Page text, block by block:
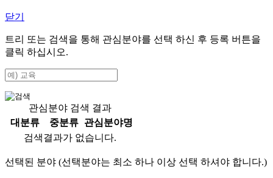
닫기
트리 또는 검색을 통해 관심분야를 선택 하신 후 등록 버튼을
클릭 하십시오.
관심분야 검색 결과
대분류
중분류
관심분야명
검색결과가 없습니다.
선택된 분야 (선택분야는 최소 하나 이상 선택 하셔야 합니다.)